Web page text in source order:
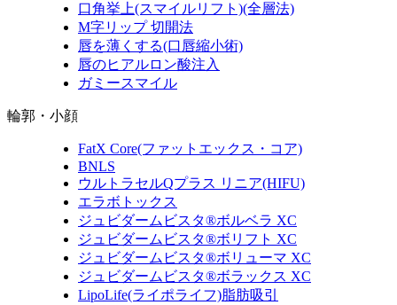
口角挙上(スマイルリフト)(全層法)
M字リップ 切開法
唇を薄くする(口唇縮小術)
唇のヒアルロン酸注入
ガミースマイル
輪郭・小顔
FatX Core(ファットエックス・コア)
BNLS
ウルトラセルQプラス リニア(HIFU)
エラボトックス
ジュビダームビスタ®ボルベラ XC
ジュビダームビスタ®ボリフト XC
ジュビダームビスタ®ボリューマ XC
ジュビダームビスタ®ボラックス XC
LipoLife(ライポライフ)脂肪吸引